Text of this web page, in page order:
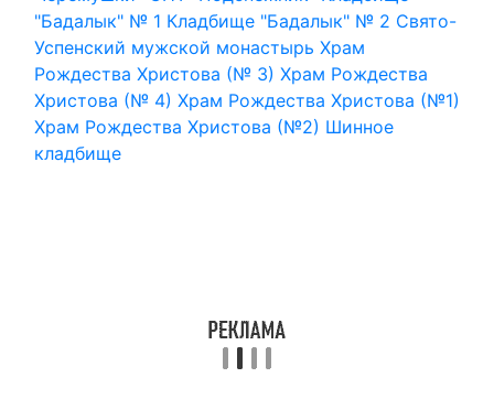
"Бадалык" № 1 Кладбище "Бадалык" № 2 Свято-
Успенский мужской монастырь Храм
Рождества Христова (№ 3) Храм Рождества
Христова (№ 4) Храм Рождества Христова (№1)
Храм Рождества Христова (№2) Шинное
кладбище